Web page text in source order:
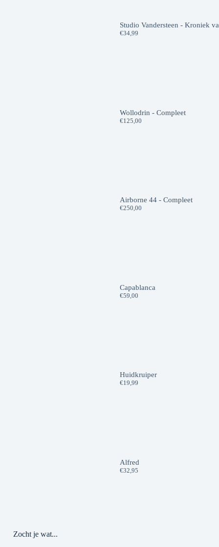
Studio Vandersteen - Kroniek
€34,99
Wollodrin - Compleet
€125,00
Airborne 44 - Compleet
€250,00
Capablanca
€59,00
Huidkruiper
€19,99
Alfred
€32,95
Zocht je wat...